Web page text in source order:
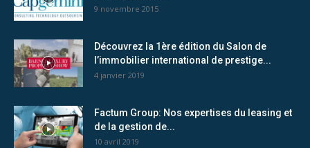
9 novembre 2015
Découvrez la 1ère édition du Salon de
l’immobilier international de prestige...
4 janvier 2019
Factum Group: Nos expertises du leasing et
de la gestion de...
10 avril 2019